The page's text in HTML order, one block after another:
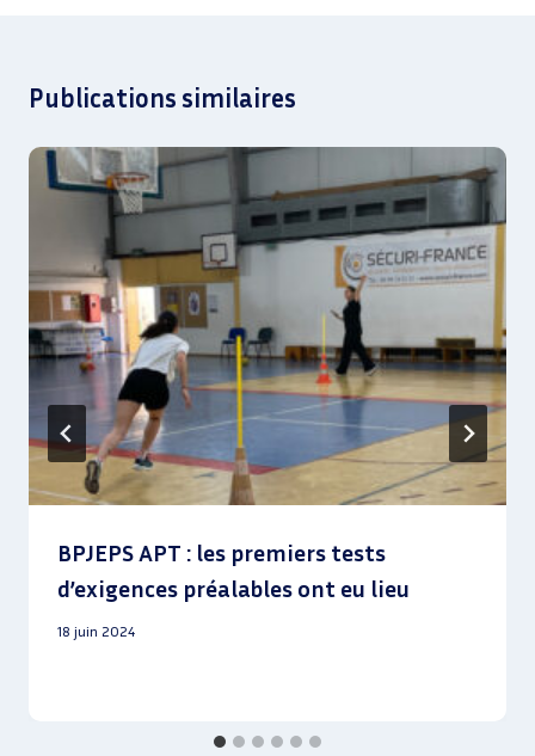
Publications similaires
BPJEPS APT : les premiers tests
d’exigences préalables ont eu lieu
18 juin 2024